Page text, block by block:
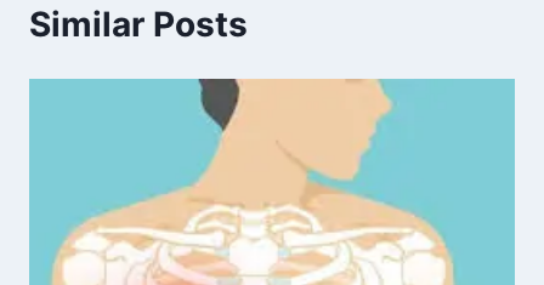
Similar Posts